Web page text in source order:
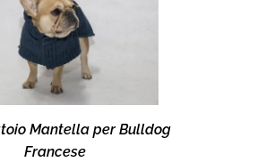
Mantella per Bulldog
Francese